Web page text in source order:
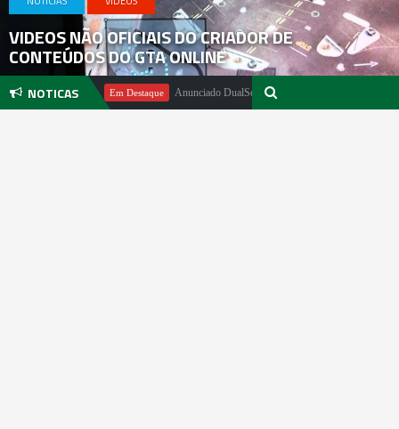
VIDEOS NÃO OFICIAIS DO CRIADOR DE
CONTEÚDOS DO GTA ONLINE
NOTICAS
Pachter Em Destaque Anunciado DualSense The Last of Us Limited Edition